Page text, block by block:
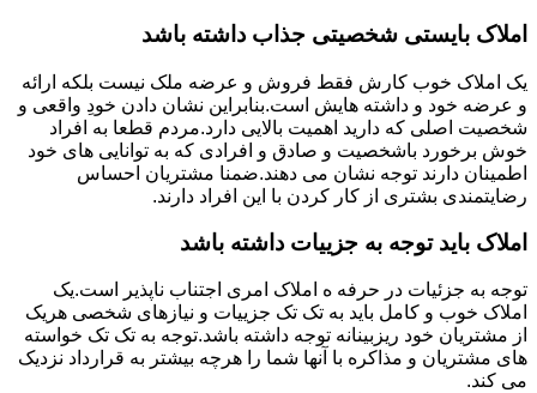
املاک بایستی شخصیتی جذاب داشته باشد
یک املاک خوب کارش فقط فروش و عرضه ملک نیست بلکه ارائه
و عرضه خود و داشته هایش است.بنابراین نشان دادن خودِ واقعی و
شخصیت اصلی که دارید اهمیت بالایی دارد.مردم قطعا به افراد
خوش برخورد باشخصیت و صادق و افرادی که به توانایی های خود
اطمینان دارند توجه نشان می دهند.ضمنا مشتریان احساس
رضایتمندی بشتری از کار کردن با این افراد دارند.
املاک باید توجه به جزییات داشته باشد
توجه به جزئیات در حرفه ه املاک امری اجتناب ناپذیر است.یک
املاک خوب و کامل باید به تک تک جزییات و نیازهای شخصی هریک
از مشتریان خود ریزبینانه توجه داشته باشد.توجه به تک تک خواسته
های مشتریان و مذاکره با آنها شما را هرچه بیشتر به قرارداد نزدیک
می کند.